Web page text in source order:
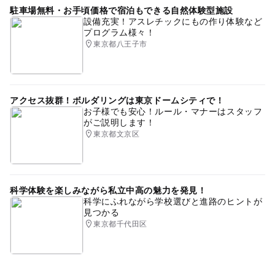
駐車場無料・お手頃価格で宿泊もできる自然体験型施設
設備充実！アスレチックにもの作り体験など
プログラム様々！
東京都八王子市
アクセス抜群！ボルダリングは東京ドームシティで！
お子様でも安心！ルール・マナーはスタッフ
がご説明します！
東京都文京区
科学体験を楽しみながら私立中高の魅力を発見！
科学にふれながら学校選びと進路のヒントが
見つかる
東京都千代田区